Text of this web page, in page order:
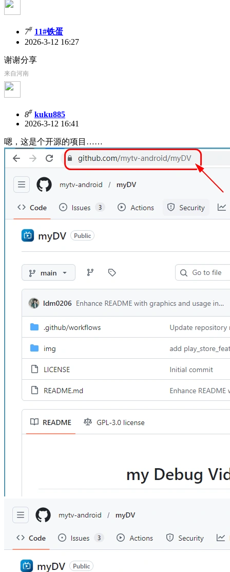
7# 11#铁蛋
2026-3-12 16:27
谢谢分享
来自河南
8# kuku885
2026-3-12 16:41
嗯，这是个开源的项目……